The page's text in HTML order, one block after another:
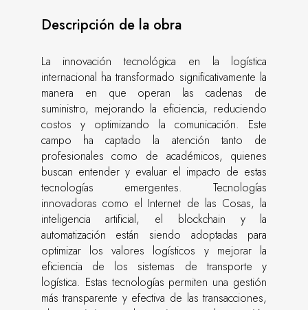
Descripción de la obra
La innovación tecnológica en la logística
internacional ha transformado significativamente la
manera en que operan las cadenas de
suministro, mejorando la eficiencia, reduciendo
costos y optimizando la comunicación. Este
campo ha captado la atención tanto de
profesionales como de académicos, quienes
buscan entender y evaluar el impacto de estas
tecnologías emergentes. Tecnologías
innovadoras como el Internet de las Cosas, la
inteligencia artificial, el blockchain y la
automatización están siendo adoptadas para
optimizar los valores logísticos y mejorar la
eficiencia de los sistemas de transporte y
logística. Estas tecnologías permiten una gestión
más transparente y efectiva de las transacciones,